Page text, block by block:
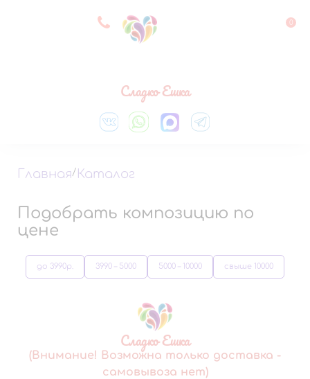
8 927 083 33 05 0
Сладко Ешка
Главная/ Каталог
Подобрать композицию по
цене
до 3990р. 3990 – 5000 5000 – 10000 свыше 10000
Сладко Ешка
(Внимание! Возможна только доставка -
самовывоза нет)